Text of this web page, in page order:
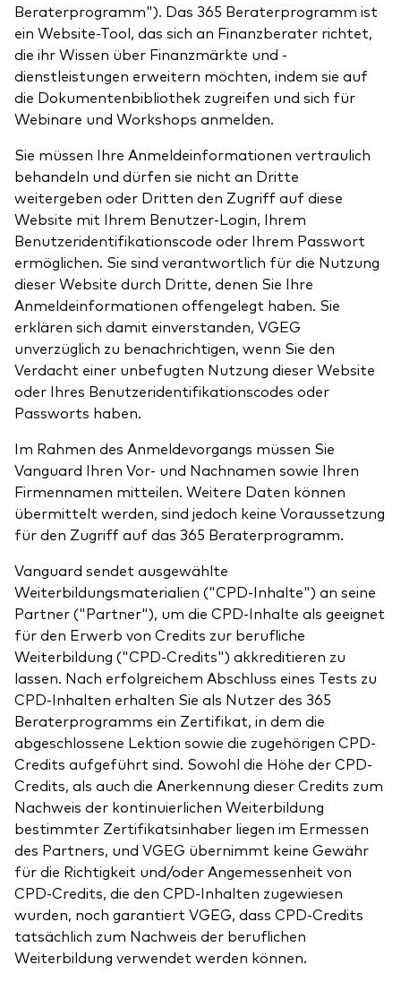
Beraterprogramm"). Das 365 Beraterprogramm ist
ein Website-Tool, das sich an Finanzberater richtet,
die ihr Wissen über Finanzmärkte und -
dienstleistungen erweitern möchten, indem sie auf
die Dokumentenbibliothek zugreifen und sich für
Webinare und Workshops anmelden.
Sie müssen Ihre Anmeldeinformationen vertraulich
behandeln und dürfen sie nicht an Dritte
weitergeben oder Dritten den Zugriff auf diese
Website mit Ihrem Benutzer-Login, Ihrem
Benutzeridentifikationscode oder Ihrem Passwort
ermöglichen. Sie sind verantwortlich für die Nutzung
dieser Website durch Dritte, denen Sie Ihre
Anmeldeinformationen offengelegt haben. Sie
erklären sich damit einverstanden, VGEG
unverzüglich zu benachrichtigen, wenn Sie den
Verdacht einer unbefugten Nutzung dieser Website
oder Ihres Benutzeridentifikationscodes oder
Passworts haben.
Im Rahmen des Anmeldevorgangs müssen Sie
Vanguard Ihren Vor- und Nachnamen sowie Ihren
Firmennamen mitteilen. Weitere Daten können
übermittelt werden, sind jedoch keine Voraussetzung
für den Zugriff auf das 365 Beraterprogramm.
Vanguard sendet ausgewählte
Weiterbildungsmaterialien ("CPD-Inhalte") an seine
Partner ("Partner"), um die CPD-Inhalte als geeignet
für den Erwerb von Credits zur berufliche
Weiterbildung ("CPD-Credits") akkreditieren zu
lassen. Nach erfolgreichem Abschluss eines Tests zu
CPD-Inhalten erhalten Sie als Nutzer des 365
Beraterprogramms ein Zertifikat, in dem die
abgeschlossene Lektion sowie die zugehörigen CPD-
Credits aufgeführt sind. Sowohl die Höhe der CPD-
Credits, als auch die Anerkennung dieser Credits zum
Nachweis der kontinuierlichen Weiterbildung
bestimmter Zertifikatsinhaber liegen im Ermessen
des Partners, und VGEG übernimmt keine Gewähr
für die Richtigkeit und/oder Angemessenheit von
CPD-Credits, die den CPD-Inhalten zugewiesen
wurden, noch garantiert VGEG, dass CPD-Credits
tatsächlich zum Nachweis der beruflichen
Weiterbildung verwendet werden können.